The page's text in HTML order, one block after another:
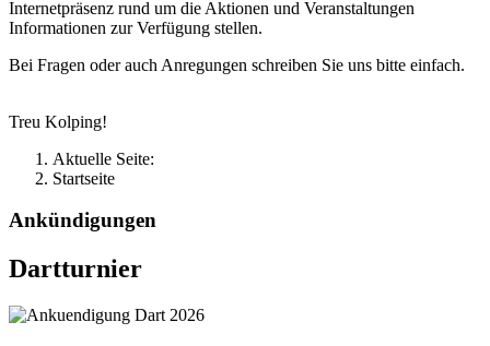
Internetpräsenz rund um die Aktionen und Veranstaltungen
Informationen zur Verfügung stellen.
Bei Fragen oder auch Anregungen schreiben Sie uns bitte einfach.
Treu Kolping!
Aktuelle Seite:
Startseite
Ankündigungen
Dartturnier